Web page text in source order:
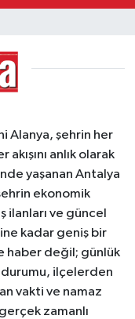
Alanya, şehrin her
anlık olarak
yaşanan Antalya
ekonomik
ve güncel
kadar geniş bir
haber değil; günlük
durumu, ilçelerden
vakti ve namaz
zamanlı